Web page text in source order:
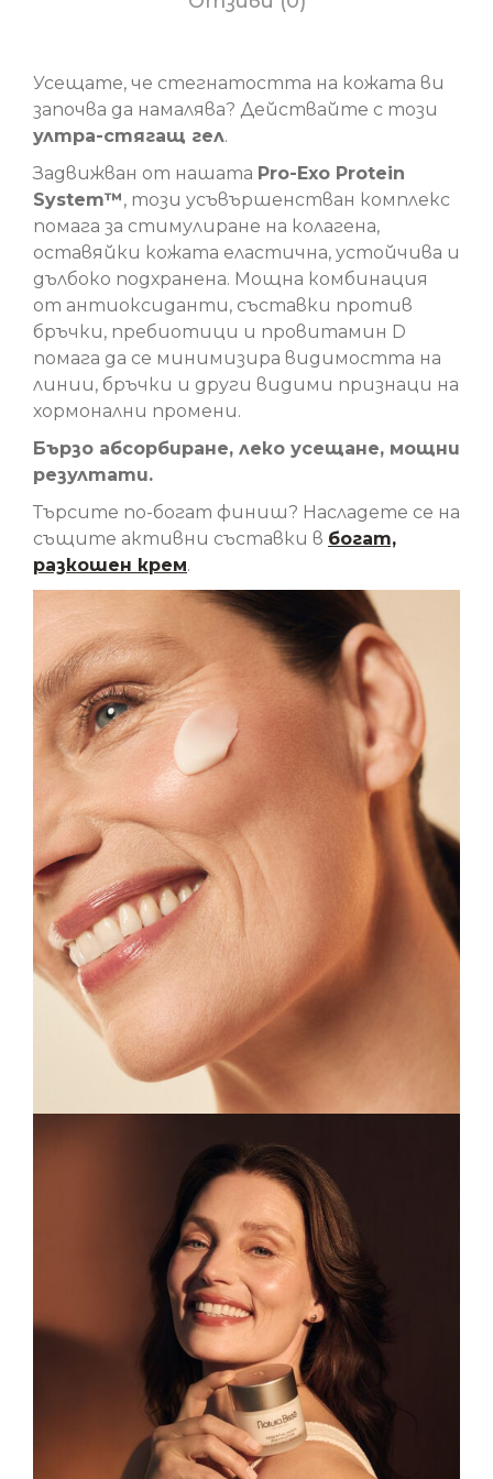
Усещате, че стегнатостта на кожата ви
започва да намалява? Действайте с този
ултра-стягащ гел.
Задвижван от нашата Pro-Exo Protein
System™, този усъвършенстван комплекс
помага за стимулиране на колагена,
оставяйки кожата еластична, устойчива и
дълбоко подхранена. Мощна комбинация
от антиоксиданти, съставки против
бръчки, пребиотици и провитамин D
помага да се минимизира видимостта на
линии, бръчки и други видими признаци на
хормонални промени.
Бързо абсорбиране, леко усещане, мощни
резултати.
Търсите по-богат финиш? Насладете се на
същите активни съставки в богат,
разкошен крем.